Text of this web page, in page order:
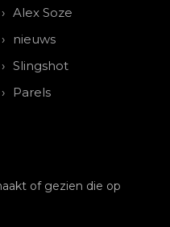
Alex Soze
nieuws
Slingshot
Parels
of gezien die op